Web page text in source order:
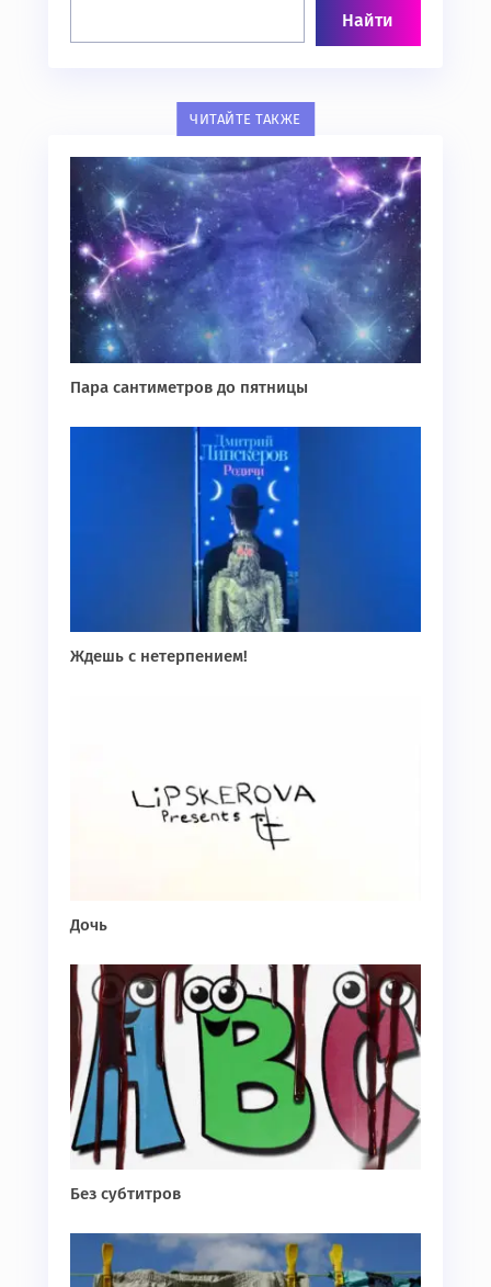
ЧИТАЙТЕ ТАКЖЕ
Пара сантиметров до пятницы
Ждешь с нетерпением!
Дочь
Без субтитров